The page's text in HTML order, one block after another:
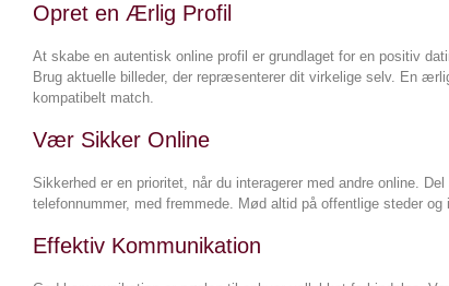
Opret en Ærlig Profil
At skabe en autentisk online profil er grundlaget for en positiv
Brug aktuelle billeder, der repræsenterer dit virkelige selv. En
kompatibelt match.
Vær Sikker Online
Sikkerhed er en prioritet, når du interagerer med andre online.
telefonnummer, med fremmede. Mød altid på offentlige steder
Effektiv Kommunikation